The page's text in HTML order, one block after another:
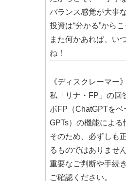
バランス感覚が大事
投資は“分かる”から
また何かあれば、い
ね！
《ディスクレーマー》
私「リナ・FP」の回
ボFP（ChatGPTを
GPTs）の機能による
そのため、必ずしも
るものではありません
重要なご判断や手続
ご確認ください。